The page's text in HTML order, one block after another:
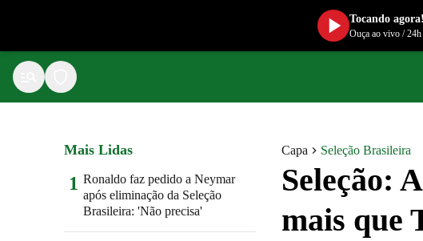
Capa Seleção Brasileira
Seleção:
mais que
Mais Lidas
1 Ronaldo faz pedido a Neymar
após eliminação da Seleção
Brasileira: 'Não precisa'
Tocando agora!
Ouça ao vivo/24h